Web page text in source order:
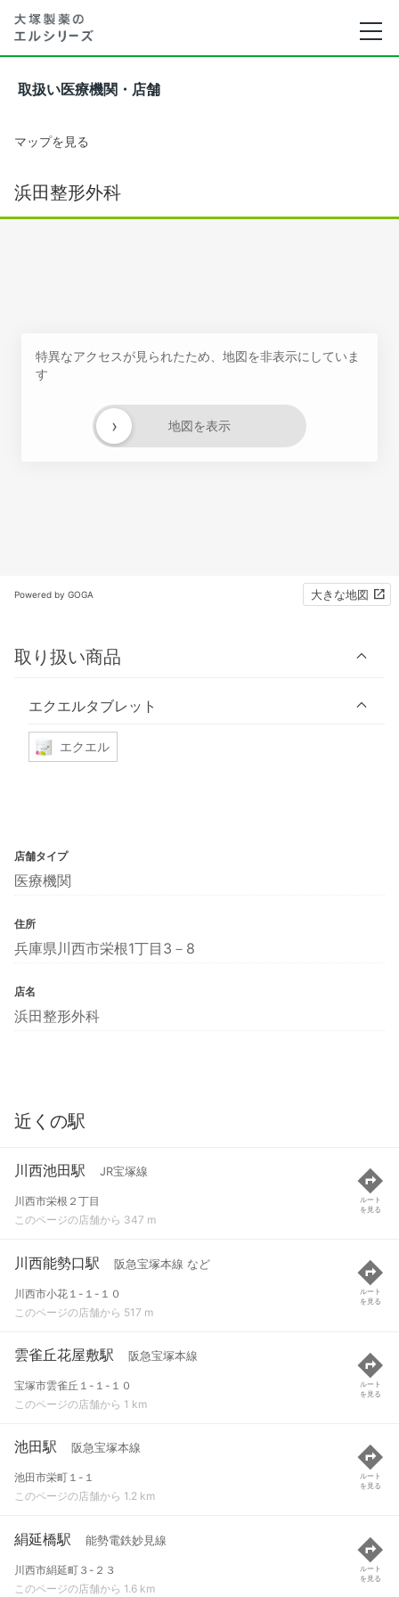
取扱い医療機関・店舗
マップを見る
浜田整形外科
特異なアクセスが見られたため、地図を非表示にしていま
す
地図を表示
›
Powered by GOGA 大きな地図
取り扱い商品
エクエルタブレット
エクエル
店舗タイプ
医療機関
住所
兵庫県川西市栄根1丁目3－8
店名
浜田整形外科
近くの駅
川西池田駅 JR宝塚線
川西市栄根２丁目
このページの店舗から 347 m
ルート
を見る
川西能勢口駅 阪急宝塚本線 など
川西市小花１-１-１０
このページの店舗から 517 m
ルート
を見る
雲雀丘花屋敷駅 阪急宝塚本線
宝塚市雲雀丘１-１-１０
このページの店舗から 1 km
ルート
を見る
池田駅 阪急宝塚本線
池田市栄町１-１
このページの店舗から 1.2 km
ルート
を見る
絹延橋駅 能勢電鉄妙見線
川西市絹延町３-２３
このページの店舗から 1.6 km
ルート
を見る